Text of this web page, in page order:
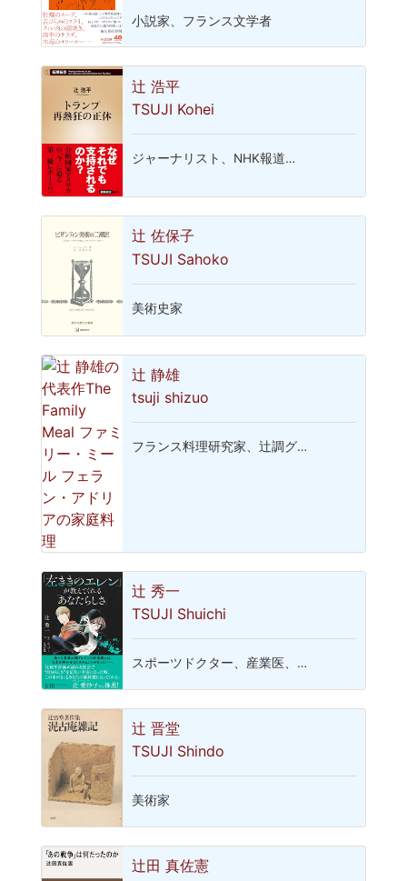
小説家、フランス文学者
辻 浩平
TSUJI Kohei
ジャーナリスト、NHK報道…
辻 佐保子
TSUJI Sahoko
美術史家
辻 静雄
tsuji shizuo
フランス料理研究家、辻調グ…
辻 秀一
TSUJI Shuichi
スポーツドクター、産業医、…
辻 晋堂
TSUJI Shindo
美術家
辻田 真佐憲